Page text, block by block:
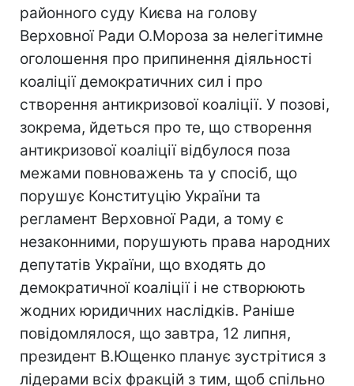
районного суду Києва на голову
Верховної Ради О.Мороза за нелегітимне
оголошення про припинення діяльності
коаліції демократичних сил і про
створення антикризової коаліції. У позові,
зокрема, йдеться про те, що створення
антикризової коаліції відбулося поза
межами повноважень та у спосіб, що
порушує Конституцію України та
регламент Верховної Ради, а тому є
незаконними, порушують права народних
депутатів України, що входять до
демократичної коаліції і не створюють
жодних юридичних наслідків. Раніше
повідомлялося, що завтра, 12 липня,
президент В.Ющенко планує зустрітися з
лідерами всіх фракцій з тим, щоб спільно